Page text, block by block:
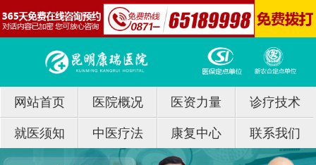
网站首页 医院概况 医资力量 诊疗技术
就医须知 中医疗法 康复中心 联系我们